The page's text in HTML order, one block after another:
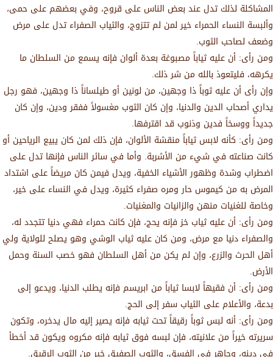
المشاكلة لذلك تدل عند بعض الناس على قروح، وفي بعضهم على حمى،
وألبسة النساء الحمراء خير لمن لم تتزوج، والثياب الصفراء تدل على مرض
وضعف لصاحب الثوب.
ومن رأى: أن عليه ثياباً مصبوغة بعدة ألوان فإنه يسمع من السلطان ما
يكرهه، فليتعوذ بالله من شر ذلك.
وإن رأى أن عليه ثوباً ذا وجهين، من لونين أو طيلساناً ذا وجهين، فهو رجل
يداري أصحاب الدين والدنيا، وإن كان الثوب مغسولاً ففقر ودين، وإن كان
جديداً ووسخاً فدين وذنوب قد اقترفها.
ومن رأى: كأنه لابس ثياباً منقشة الألوان، فإن ذلك لمن كان يبيع الرياحين أو
كانت صناعته في شيء من الأشربة. وأما في سائر الناس فإنها تدل على
اضطراب وشدة وظهور الأشياء الخفية، ويدل فيمن كان مريضاً على اشتداد
المرض به من كيموس حار ومره صفراء كثيرة، ويدل في النساء على خير،
وخاصة للغنيات منهن والزانيات والمغنيات.
ومن رأى: أن عليه ثياب خز فإنه يحج، فإن كانت حمراء فهي دنيا تتجدد له،
والصفراء دنيا مع مرض، ومن كان عليه ثياب الوشي وهو يصلح للولاية ولي
أهل الحرث والزرع، وإن لم يكن من أهل السلطان فهو خصب السنة وحمل
الأرض.
ومن رأى: أن فقيهاً لابسا ثياباً من ابريسم فإنه يطلب الدنيا، ويدعو إلى
بدعة، والأعلام على الثياب سفر إلى الحج.
ومن رأى: أنه لبس ثوباً رقيقاً تحت ثيابه فإنه يصير إليه مال يدخره، وتكون
سريرته خيراً من علانيته، فإن لبسه فوق ثيابه فإنه مكروه ويكون قد أخطأ
في دينه، وجاهر في الفسق، والثوب الصفيق خير من الثوب الرقيق.